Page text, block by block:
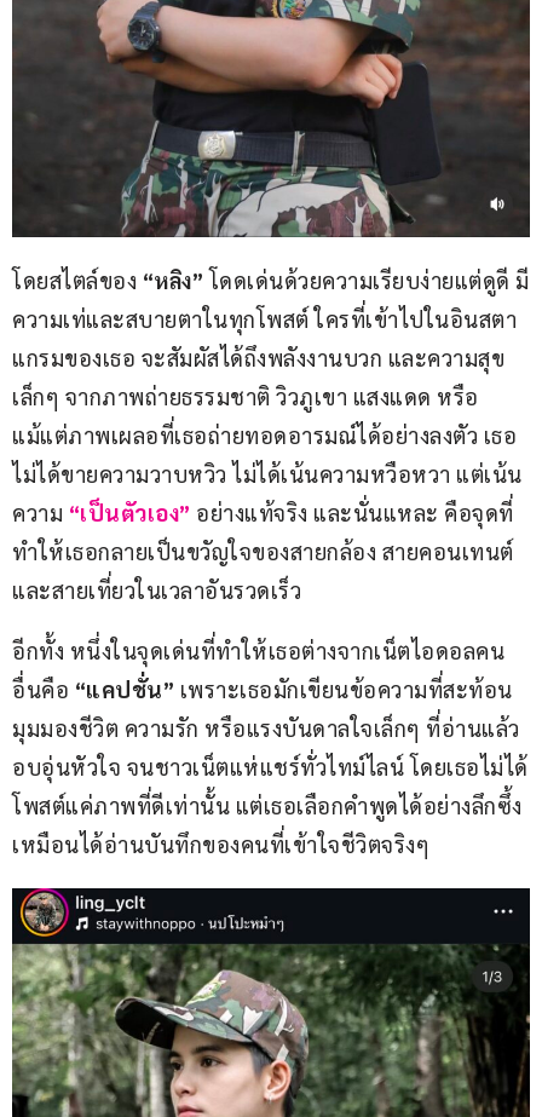
โดยสไตล์ของ “หลิง” โดดเด่นด้วยความเรียบง่ายแต่ดูดี มี
ความเท่และสบายตาในทุกโพสต์ ใครที่เข้าไปในอินสตา
แกรมของเธอ จะสัมผัสได้ถึงพลังงานบวก และความสุข
เล็กๆ จากภาพถ่ายธรรมชาติ วิวภูเขา แสงแดด หรือ
แม้แต่ภาพเผลอที่เธอถ่ายทอดอารมณ์ได้อย่างลงตัว เธอ
ไม่ได้ขายความวาบหวิว ไม่ได้เน้นความหวือหวา แต่เน้น
ความ “เป็นตัวเอง” อย่างแท้จริง และนั่นแหละ คือจุดที่
ทำให้เธอกลายเป็นขวัญใจของสายกล้อง สายคอนเทนต์
และสายเที่ยวในเวลาอันรวดเร็ว
อีกทั้ง หนึ่งในจุดเด่นที่ทำให้เธอต่างจากเน็ตไอดอลคน
อื่นคือ “แคปชั่น” เพราะเธอมักเขียนข้อความที่สะท้อน
มุมมองชีวิต ความรัก หรือแรงบันดาลใจเล็กๆ ที่อ่านแล้ว
อบอุ่นหัวใจ จนชาวเน็ตแห่แชร์ทั่วไทม์ไลน์ โดยเธอไม่ได้
โพสต์แค่ภาพที่ดีเท่านั้น แต่เธอเลือกคำพูดได้อย่างลึกซึ้ง
เหมือนได้อ่านบันทึกของคนที่เข้าใจชีวิตจริงๆ